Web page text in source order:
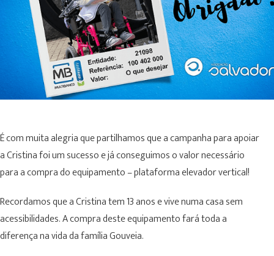
É com muita alegria que partilhamos que a campanha para apoiar
a Cristina foi um sucesso e já conseguimos o valor necessário
para a compra do equipamento – plataforma elevador vertical!
Recordamos que a Cristina tem 13 anos e vive numa casa sem
acessibilidades. A compra deste equipamento fará toda a
diferença na vida da família Gouveia.